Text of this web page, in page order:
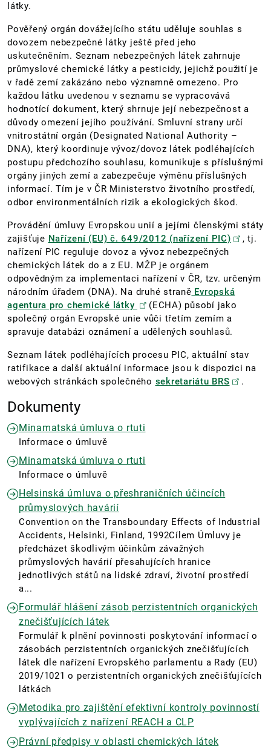
látky.
Pověřený orgán dovážejícího státu uděluje souhlas s
dovozem nebezpečné látky ještě před jeho
uskutečněním. Seznam nebezpečných látek zahrnuje
průmyslové chemické látky a pesticidy, jejichž použití je
v řadě zemí zakázáno nebo významně omezeno. Pro
každou látku uvedenou v seznamu se vypracovává
hodnotící dokument, který shrnuje její nebezpečnost a
důvody omezení jejího používání. Smluvní strany určí
vnitrostátní orgán (Designated National Authority –
DNA), který koordinuje vývoz/dovoz látek podléhajících
postupu předchozího souhlasu, komunikuje s příslušnými
orgány jiných zemí a zabezpečuje výměnu příslušných
informací. Tím je v ČR Ministerstvo životního prostředí,
odbor environmentálních rizik a ekologických škod.
Provádění úmluvy Evropskou unií a jejími členskými státy
zajišťuje Nařízení (EU) č. 649/2012 (nařízení PIC)
, tj.
nařízení PIC reguluje dovoz a vývoz nebezpečných
chemických látek do a z EU. MŽP je orgánem
odpovědným za implementaci nařízení v ČR, tzv. určeným
národním úřadem (DNA). Na druhé straně Evropská
agentura pro chemické látky
(ECHA) působí jako
společný orgán Evropské unie vůči třetím zemím a
spravuje databázi oznámení a udělených souhlasů.
Seznam látek podléhajících procesu PIC, aktuální stav
ratifikace a další aktuální informace jsou k dispozici na
webových stránkách společného sekretariátu BRS .
Dokumenty
Minamatská úmluva o rtuti
Informace o úmluvě
Minamatská úmluva o rtuti
Informace o úmluvě
Helsinská úmluva o přeshraničních účincích
průmyslových havárií
Convention on the Transboundary Effects of Industrial
Accidents, Helsinki, Finland, 1992Cílem Úmluvy je
předcházet škodlivým účinkům závažných
průmyslových havárií přesahujících hranice
jednotlivých států na lidské zdraví, životní prostředí
a...
Formulář hlášení zásob perzistentních organických
znečišťujících látek
Formulář k plnění povinnosti poskytování informací o
zásobách perzistentních organických znečišťujících
látek dle nařízení Evropského parlamentu a Rady (EU)
2019/1021 o perzistentních organických znečišťujících
látkách
Metodika pro zajištění efektivní kontroly povinností
vyplývajících z nařízení REACH a CLP
Právní předpisy v oblasti chemických látek